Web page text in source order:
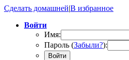
Сделать домашней|В избранное
Войти
Имя:
Пароль (Забыли?):
Войти